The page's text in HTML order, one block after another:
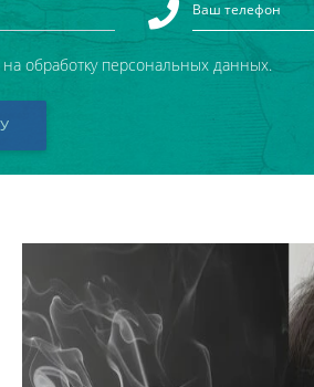
обработку персональных данных.